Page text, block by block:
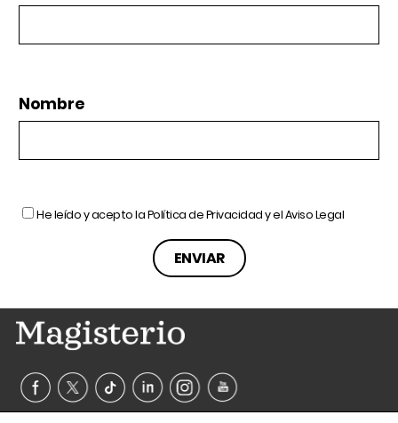
Nombre
He leído y acepto laPolítica de Privacidady elAviso Legal